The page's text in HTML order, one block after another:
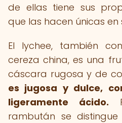
de ellas tiene sus
que las hacen únicas
El lychee, también
cereza china, es una
cáscara rugosa y de
es jugosa y dulce,
ligeramente ácido.
rambután se